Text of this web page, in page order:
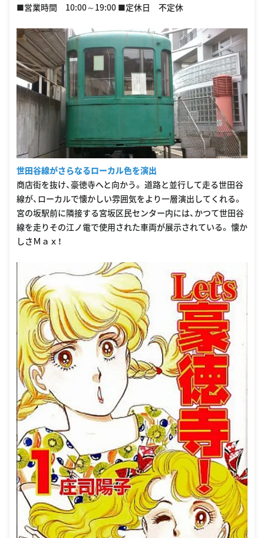
■営業時間 10:00～19:00 ■定休日 不定休
世田谷線がさらなるローカル色を演出
商店街を抜け、豪徳寺へと向かう。 道路と並行して走る世田谷
線が、ローカルで懐かしい雰囲気をより一層演出してくれる。
宮の坂駅前に隣接する宮坂区民センター内には、かつて世田谷
線を走りその江ノ電で使用された車両が展示されている。 懐か
しさＭａｘ！